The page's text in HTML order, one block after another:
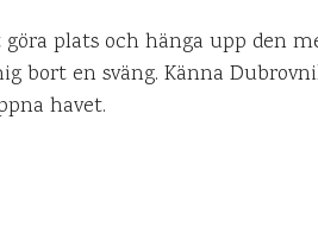
plats och hänga upp den
bort en sväng. Känna
havet.